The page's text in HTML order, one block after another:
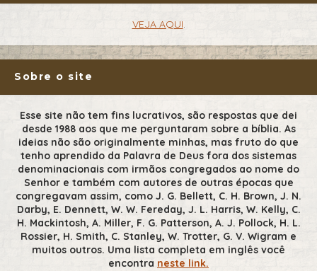
VEJA AQUI.
Sobre o site
Esse site não tem fins lucrativos, são respostas que dei
desde 1988 aos que me perguntaram sobre a bíblia. As
ideias não são originalmente minhas, mas fruto do que
tenho aprendido da Palavra de Deus fora dos sistemas
denominacionais com irmãos congregados ao nome do
Senhor e também com autores de outras épocas que
congregavam assim, como J. G. Bellett, C. H. Brown, J. N.
Darby, E. Dennett, W. W. Fereday, J. L. Harris, W. Kelly, C.
H. Mackintosh, A. Miller, F. G. Patterson, A. J. Pollock, H. L.
Rossier, H. Smith, C. Stanley, W. Trotter, G. V. Wigram e
muitos outros. Uma lista completa em inglês você
encontra neste link.